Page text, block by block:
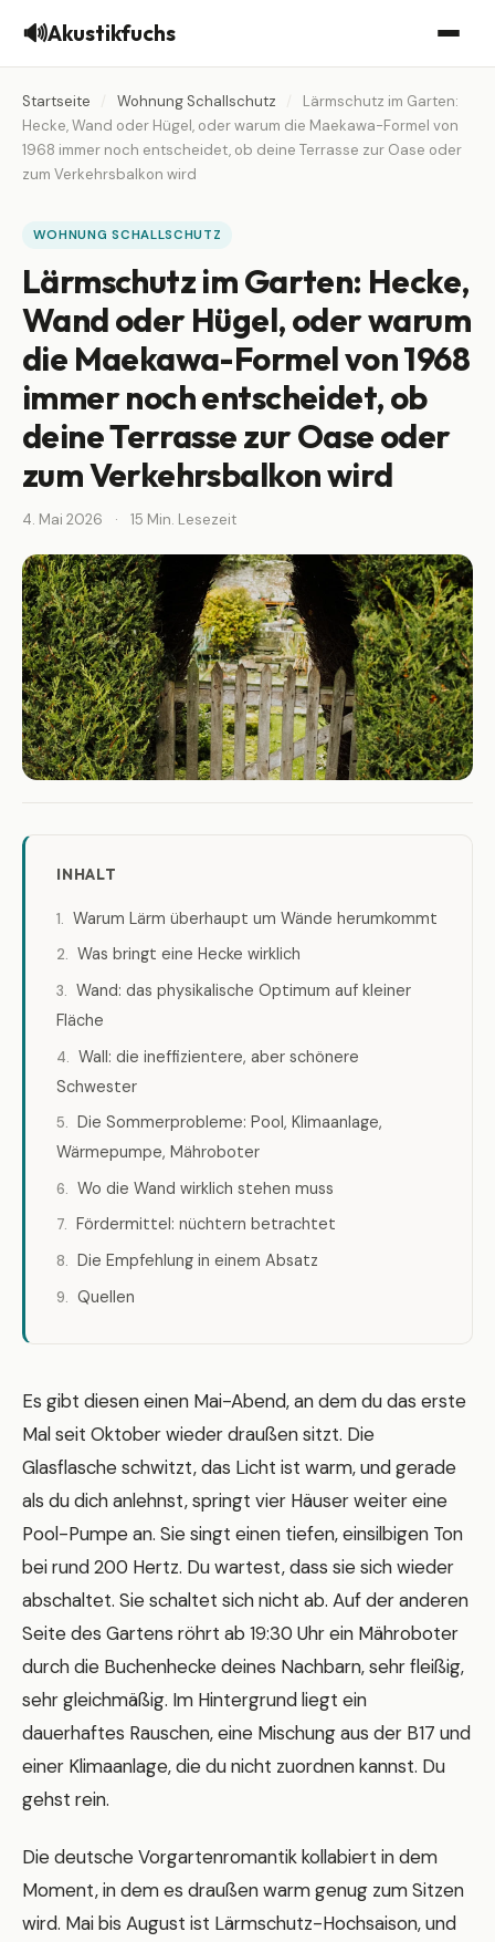
🔊Akustikfuchs
Startseite Wohnung Schallschutz
Lärmschutz im Garten:
Hecke, Wand oder Hügel, oder warum die Maekawa-Formel von
1968 immer noch entscheidet, ob deine Terrasse zur Oase oder
zum Verkehrsbalkon wird
WOHNUNG SCHALLSCHUTZ
Lärmschutz im Garten: Hecke,
Wand oder Hügel, oder warum
die Maekawa-Formel von 1968
immer noch entscheidet, ob
deine Terrasse zur Oase oder
zum Verkehrsbalkon wird
4. Mai 2026 · 15 Min. Lesezeit
INHALT
Warum Lärm überhaupt um Wände herumkommt
Was bringt eine Hecke wirklich
Wand: das physikalische Optimum auf kleiner
Fläche
Wall: die ineffizientere, aber schönere
Schwester
Die Sommerprobleme: Pool, Klimaanlage,
Wärmepumpe, Mähroboter
Wo die Wand wirklich stehen muss
Fördermittel: nüchtern betrachtet
Die Empfehlung in einem Absatz
Quellen
Es gibt diesen einen Mai-Abend, an dem du das erste
Mal seit Oktober wieder draußen sitzt. Die
Glasflasche schwitzt, das Licht ist warm, und gerade
als du dich anlehnst, springt vier Häuser weiter eine
Pool-Pumpe an. Sie singt einen tiefen, einsilbigen Ton
bei rund 200 Hertz. Du wartest, dass sie sich wieder
abschaltet. Sie schaltet sich nicht ab. Auf der anderen
Seite des Gartens röhrt ab 19:30 Uhr ein Mähroboter
durch die Buchenhecke deines Nachbarn, sehr fleißig,
sehr gleichmäßig. Im Hintergrund liegt ein
dauerhaftes Rauschen, eine Mischung aus der B17 und
einer Klimaanlage, die du nicht zuordnen kannst. Du
gehst rein.
Die deutsche Vorgartenromantik kollabiert in dem
Moment, in dem es draußen warm genug zum Sitzen
wird. Mai bis August ist Lärmschutz-Hochsaison, und